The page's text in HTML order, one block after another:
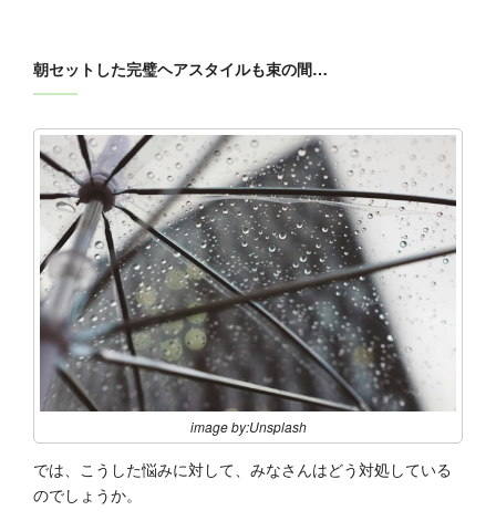
朝セットした完璧ヘアスタイルも束の間…
image by:Unsplash
では、こうした悩みに対して、みなさんはどう対処している
のでしょうか。